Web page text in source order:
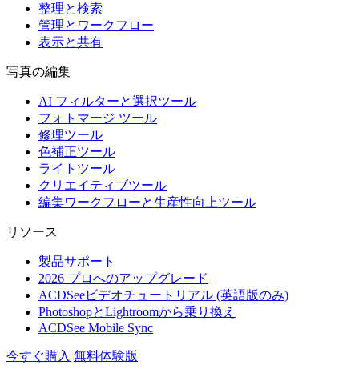
整理と検索
管理とワークフロー
表示と共有
写真の編集
AI フィルターと選択ツール
フォトマージ ツール
修理ツール
色補正ツール
ライトツール
クリエイティブツール
編集ワークフローと生産性向上ツール
リソース
製品サポート
2026 プロへのアップグレード
ACDSeeビデオチュートリアル (英語版のみ)
PhotoshopとLightroomから乗り換え
ACDSee Mobile Sync
今すぐ購入 無料体験版